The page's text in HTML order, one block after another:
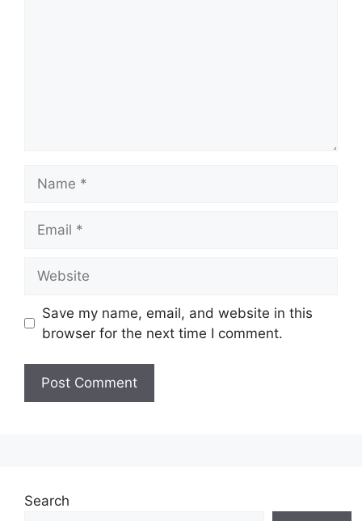
Save my name, email, and website in this
browser for the next time I comment.
Search